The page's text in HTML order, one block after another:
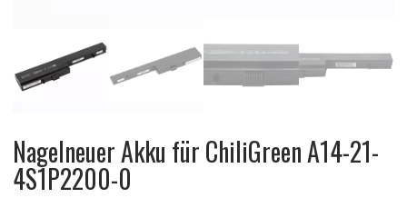
Nagelneuer Akku für ChiliGreen A14-21-
4S1P2200-0